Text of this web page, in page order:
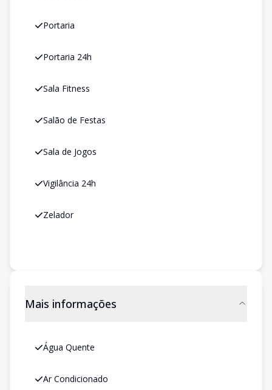
Portaria
Portaria 24h
Sala Fitness
Salão de Festas
Sala de Jogos
Vigilância 24h
Zelador
Mais informações
Água Quente
Ar Condicionado